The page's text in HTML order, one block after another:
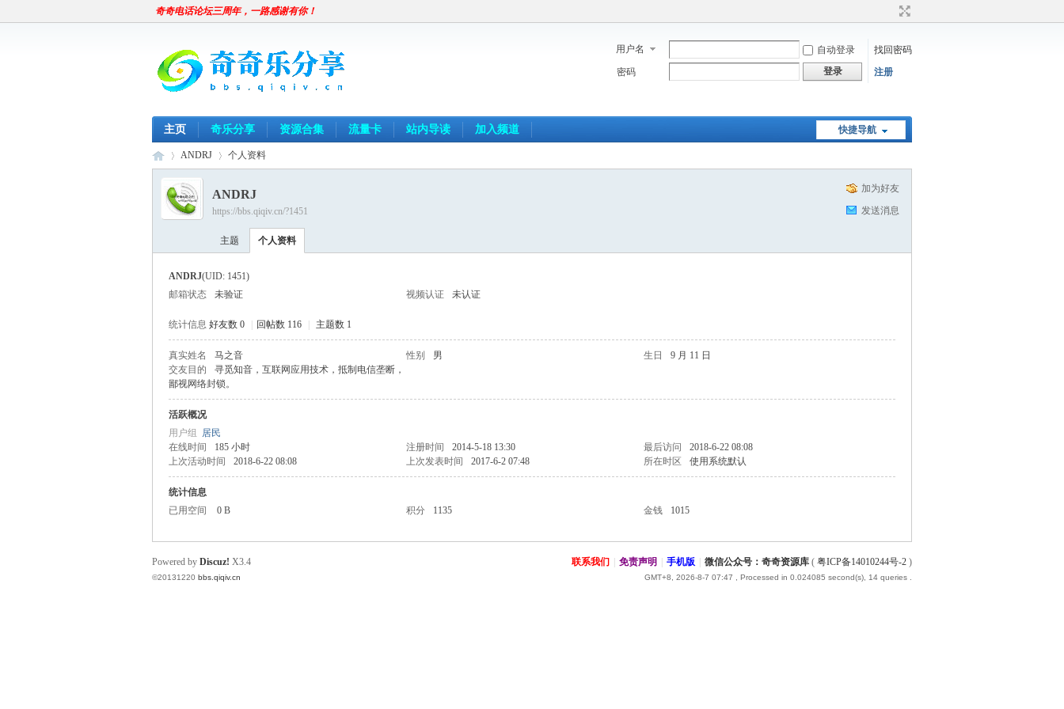
奇奇电话论坛三周年，一路感谢有你！
用户名 自动登录
找回密码
密码
登录 注册
快捷导航
主页 奇乐分享 资源合集 流量卡 站内导读 加入频道
电
›
ANDRJ 个人资料
加为好友
发送消息
ANDRJ
https://bbs.qiqiv.cn/?1451
主题 个人资料
ANDRJ(UID: 1451)
邮箱状态
未验证 视频认证 未认证
统计信息 好友数 0 回帖数 116 主题数 1
真实姓名 马之音 性别 男 生日
9 月 11 日
交友目的
寻觅知音，互联网应用技术，抵制电信垄断，
鄙视网络封锁。
活跃概况
用户组 居民
在线时间
185 小时 注册时间 2014-5-18 13:30 最后访问
2018-6-22 08:08
上次活动时间
2018-6-22 08:08 上次发表时间 2017-6-2 07:48 所在时区 使用系统默认
统计信息
已用空间
0 B 积分 1135 金钱 1015
联系我们 免责声明 手机版 微信公众号：奇奇资源库 ( 粤ICP备14010244号-2 )
GMT+8, 2026-8-7 07:47 , Processed in 0.024085 second(s), 14 queries .
Powered by Discuz! X3.4
©20131220 bbs.qiqiv.cn